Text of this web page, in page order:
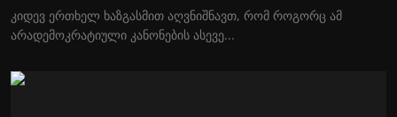
კიდევ ერთხელ ხაზგასმით აღვნიშნავთ, რომ როგორც ამ
არადემოკრატიული კანონების ასევე...